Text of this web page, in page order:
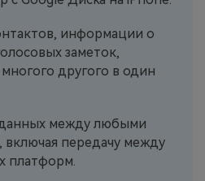
информации о
заметок,
другого в один
между любыми
включая передачу между
платформ.